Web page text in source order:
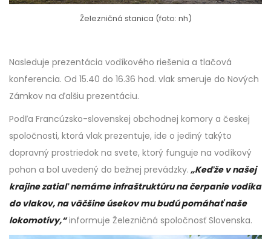
Železničná stanica (foto: nh)
Nasleduje prezentácia vodíkového riešenia a tlačová
konferencia. Od 15.40 do 16.36 hod. vlak smeruje do Nových
Zámkov na ďalšiu prezentáciu.
Podľa Francúzsko-slovenskej obchodnej komory a českej
spoločnosti, ktorá vlak prezentuje, ide o jediný takýto
dopravný prostriedok na svete, ktorý funguje na vodíkový
pohon a bol uvedený do bežnej prevádzky. „Keďže v našej
krajine zatiaľ nemáme infraštruktúru na čerpanie vodíka
do vlakov, na väčšine úsekov mu budú pomáhať naše
lokomotívy,“informuje Železničná spoločnosť Slovenska.